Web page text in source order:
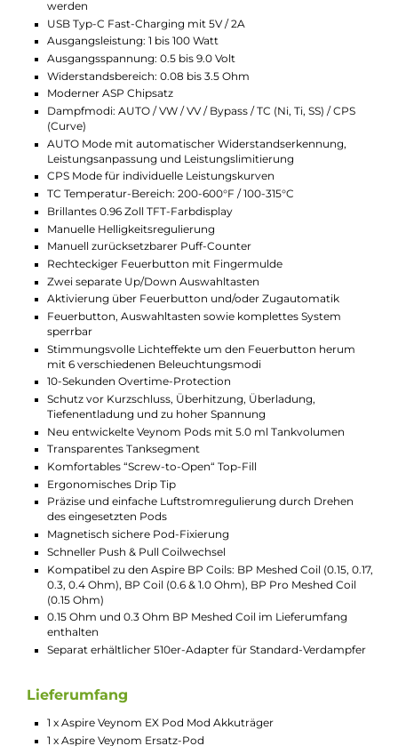
VV und Bypass bis hin zu fortschrittlichen Modi wie
AUTO und individuellen Leistungskurven (CPS). Für
temperaturgeregeltes Dampfen stehen Modi für
verschiedene Materialien zur Verfügung. Das Kit kann
sowohl über den Feuerbutton als auch über eine
integrierte Zugautomatik aktiviert werden. Ein On/Off
Switch an der Unterseite ermöglicht ein einfaches An-
und Ausschalten.
Veynom Pods und Coil-System
Die speziell für das Kit entwickelten Veynom Pods
bieten ein Fassungsvermögen von 5.0 ml Liquid,
welches über ein “Screw-to-Open“ Top-Fill System
eingefüllt wird. Ein ergonomisches Mundstück bietet
hohen Komfort beim Dampfen. Die Luftzufuhr kann
einfach durch Drehen des Pods angepasst werden.
Kompatibel mit Aspire’s BP Coil-Serie, ermöglichen
die Pods den schnellen Wechsel der Coils durch ein
Push & Pull Verfahren. Eine BP Meshed 0.15 Ohm Coil
(DL, 60-80 W) und eine BP Meshed 0.3 Ohm Coil
(DL/RDL, 30-40 W) sind im Lieferumfang inbegriffen.
Die magnetische Befestigung der Pods sorgt für
einen sicheren Sitz auf dem Veynom EX Mod.
Technische Daten
Leistungsstarkes Pod-System für DL und RDL
Gelungener Mix aus traditionellem Design und Cyber
Ergonomische und kompakte Formgebung
Griffige Soft-Leder Rückseite
Stimmungsvolle Lichteffekte
Hochwertige Verarbeitung
Material: Zink-Legierung, Kunststoff und Soft-Leder (Mod)
PCTG (Pod)
Betrieb mit 1 x 21700er / 20700er Akkuzelle
werden
Ausgangsleistung: 1 bis 100 Watt